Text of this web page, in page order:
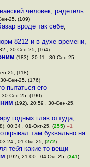
человек, радетель
25, (109)
вроде так себе,
8212 и в духе времени,
, 30-Сен-25, (164)
(183), 20:11 , 30-Сен-25,
25, (118)
Сен-25, (176)
пытаться его
30-Сен-25, (190)
(192), 20:59 , 30-Сен-25,
годных глав оттуда,
00:34 , 01-Окт-25, (255) –1
там буквально на
, 01-Окт-25, (272)
тебя какие-то вещи
(192), 21:00 , 04-Окт-25, (341)